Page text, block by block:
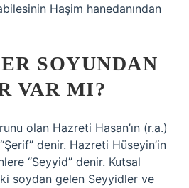
Haşim hanedanından
SOYUNDAN
VAR MI?
olan Hazreti Hasan’ın (r.a.)
denir. Hazreti Hüseyin’in
“Seyyid” denir. Kutsal
soydan gelen Seyyidler ve